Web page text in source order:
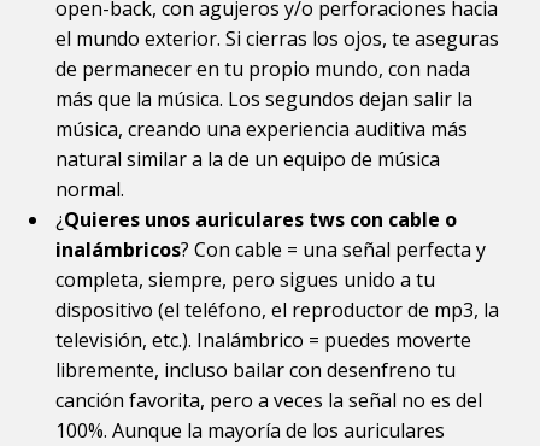
open-back, con agujeros y/o perforaciones hacia
el mundo exterior. Si cierras los ojos, te aseguras
de permanecer en tu propio mundo, con nada
más que la música. Los segundos dejan salir la
música, creando una experiencia auditiva más
natural similar a la de un equipo de música
normal.
¿Quieres unos auriculares tws con cable o
inalámbricos? Con cable = una señal perfecta y
completa, siempre, pero sigues unido a tu
dispositivo (el teléfono, el reproductor de mp3, la
televisión, etc.). Inalámbrico = puedes moverte
libremente, incluso bailar con desenfreno tu
canción favorita, pero a veces la señal no es del
100%. Aunque la mayoría de los auriculares